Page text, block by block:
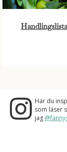
Har du
som läser
jag